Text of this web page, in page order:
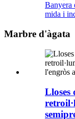
Banyera
mida i
Marbre d'àgata
Lloses